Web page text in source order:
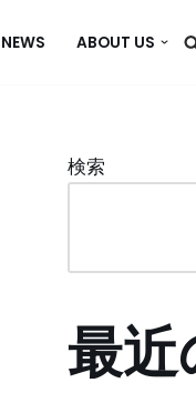
NEWS ABOUT US
検索
最近